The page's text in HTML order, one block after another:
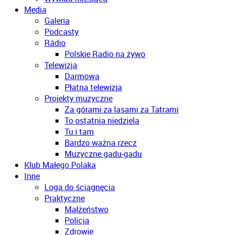
Media
Galeria
Podcasty
Rádio
Polskie Radio na żywo
Telewizja
Darmowa
Płatna telewizja
Projekty muzyczne
Za górami za lasami za Tatrami
To ostatnia niedziela
Tu i tam
Bardzo ważna rzecz
Muzyczne gadu-gadu
Klub Małego Polaka
Inne
Loga do ściągnęcia
Praktyczne
Małżeństwo
Policja
Zdrowie